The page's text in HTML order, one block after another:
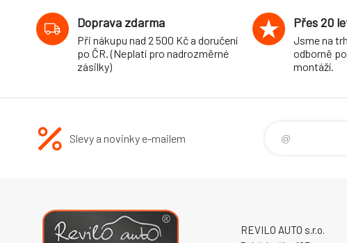
Doprava zdarma
Při nákupu nad 2 500 Kč a doručení
po ČR. (Neplatí pro nadrozměrné
zásilky)
Přes 20
Jsme na
odborně
montáží.
Slevy a novinky e-mailem
REVILO AUTO s.r.o.